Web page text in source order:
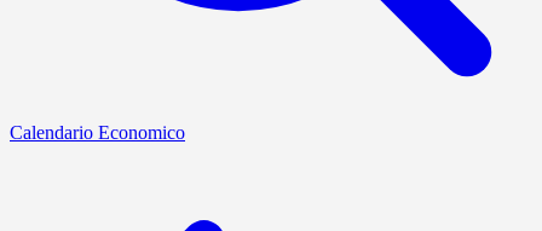
Calendario Economico